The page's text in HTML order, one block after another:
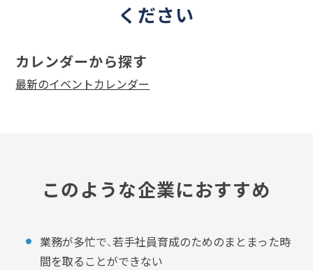
ください
カレンダーから探す
最新のイベントカレンダー
このような企業におすすめ
業務が多忙で、若手社員育成のためのまとまった時
間を取ることができない